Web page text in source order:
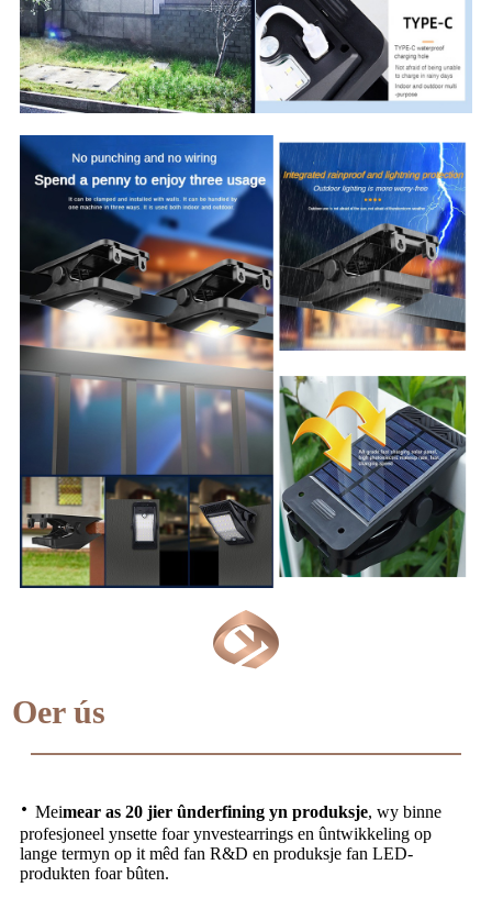
Oer ús
· Meimear as 20 jier ûnderfining yn produksje, wy binne
profesjoneel ynsette foar ynvestearrings en ûntwikkeling op
lange termyn op it mêd fan R&D en produksje fan LED-
produkten foar bûten.